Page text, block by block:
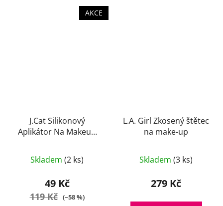
AKCE
J.Cat Silikonový
Aplikátor Na Makeup
Skladem (2 ks)
49 Kč
119 Kč (–58 %)
L.A. Girl Zkosený štětec
na make-up
Skladem (3 ks)
279 Kč